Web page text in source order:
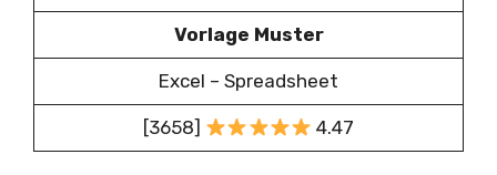
Vorlage Muster
Excel – Spreadsheet
[3658] 4.47